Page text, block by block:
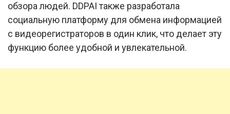
обзора людей. DDPAI также разработала
социальную платформу для обмена информацией
с видеорегистраторов в один клик, что делает эту
функцию более удобной и увлекательной.